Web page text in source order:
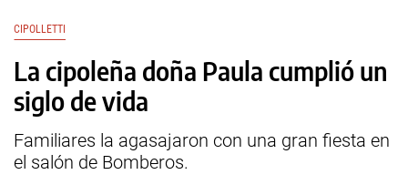
CIPOLLETTI
La cipoleña doña Paula cumplió un
siglo de vida
Familiares la agasajaron con una gran fiesta en
el salón de Bomberos.